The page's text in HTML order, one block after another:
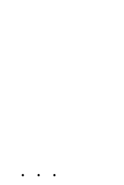
. . .